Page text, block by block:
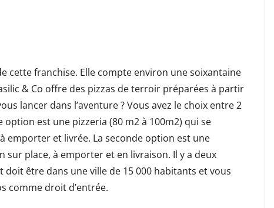
cette franchise. Elle compte environ une soixantaine
& Co offre des pizzas de terroir préparées à partir
lancer dans l’aventure ? Vous avez le choix entre 2
est une pizzeria (80 m2 à 100m2) qui se
emporter et livrée. La seconde option est une
sur place, à emporter et en livraison. Il y a deux
doit être dans une ville de 15 000 habitants et vous
comme droit d’entrée.